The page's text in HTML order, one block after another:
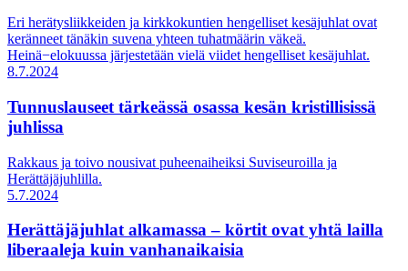
Eri herätysliikkeiden ja kirkkokuntien hengelliset kesäjuhlat ovat
keränneet tänäkin suvena yhteen tuhatmäärin väkeä.
Heinä−elokuussa järjestetään vielä viidet hengelliset kesäjuhlat.
8.7.2024
Tunnuslauseet tärkeässä osassa kesän kristillisissä
juhlissa
Rakkaus ja toivo nousivat puheenaiheiksi Suviseuroilla ja
Herättäjäjuhlilla.
5.7.2024
Herättäjäjuhlat alkamassa – körtit ovat yhtä lailla
liberaaleja kuin vanhanaikaisia